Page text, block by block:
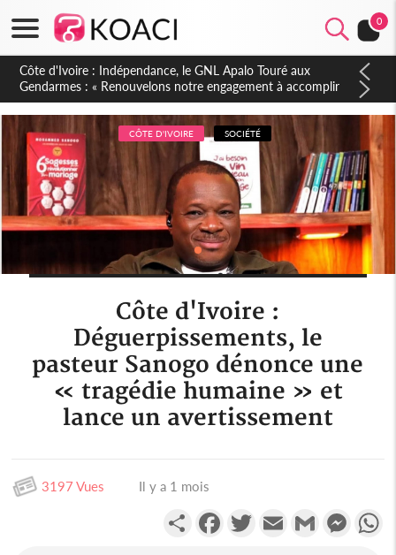
0
Sierra Leone : Un projet de réforme constitutionnelle en
gestation, points clés des amendements, un exclu d'avance
CÔTE D'IVOIRE SOCIÉTÉ
Côte d'Ivoire :
Déguerpissements, le
pasteur Sanogo dénonce une
« tragédie humaine » et
lance un avertissement
3197 Vues Il y a 1 mois
PartagerFacebookTwitterEmail Gmail